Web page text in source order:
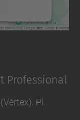
Professional
Pl.